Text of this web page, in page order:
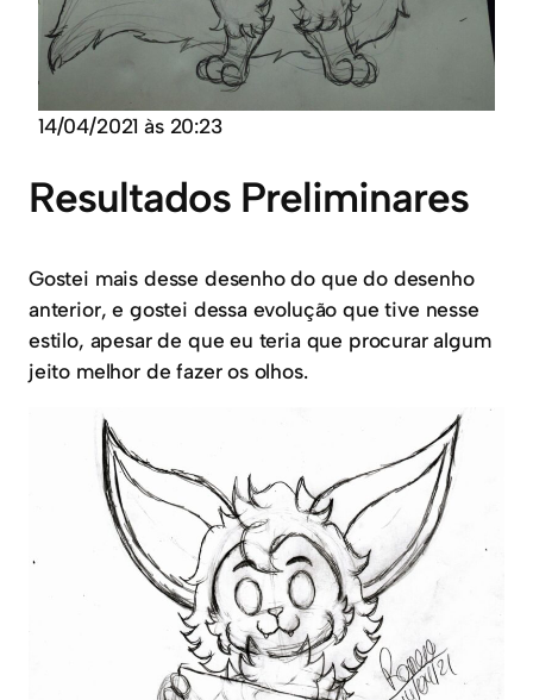
14/04/2021 às 20:23
Resultados Preliminares
Gostei mais desse desenho do que do desenho
anterior, e gostei dessa evolução que tive nesse
estilo, apesar de que eu teria que procurar algum
jeito melhor de fazer os olhos.